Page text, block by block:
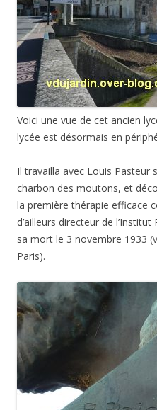
Voici une vue de cet ancien
lycée est désormais en
Il travailla avec Louis Pasteur
charbon des moutons, et
la première thérapie efficace
d’ailleurs directeur de
sa mort le 3 novembre 1933
Paris).